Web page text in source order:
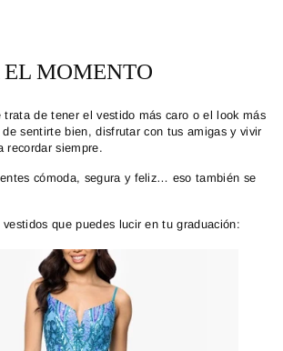
MOMENTO
trata de tener el vestido más caro o el look más
sentirte bien, disfrutar con tus amigas y vivir
recordar siempre.
cómoda, segura y feliz… eso también se
que puedes lucir en tu graduación: